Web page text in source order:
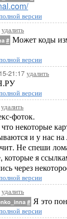
версии
удалить
# Может коды
версии
21:17 удалить
версии
удалить
фоток.
некоторые
и у нас
Не спеши
я
через
версии
удалить
# Я это
версии